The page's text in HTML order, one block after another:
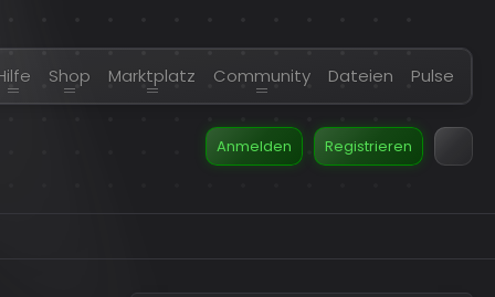
Shop Marktplatz Community Dateien Pulse
Anmelden Registrieren